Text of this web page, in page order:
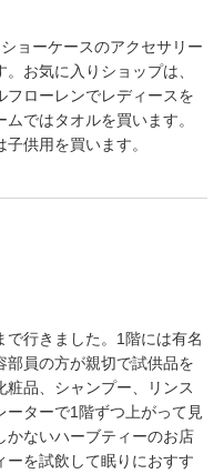
ョーケースのアクセサリー
お気に入りショップは、
フローレンでレディースを
ではタオルを買います。
供用を買います。
で行きました。1階には有名
部員の方が親切で試供品を
品、シャンプー、リンス
ターで1階ずつ上がって見
かないハーブティーのお店
ーを試飲して眠りにおすす